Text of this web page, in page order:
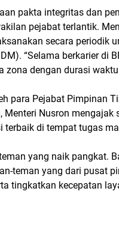
pakta integritas dan
pejabat terlantik.
secara periodik
“Selama berkarier di
dengan durasi
para Pejabat Pimpinan
Menteri Nusron
di tempat tugas
yang naik pangkat.
teman yang dari pusat
tingkatkan kecepatan